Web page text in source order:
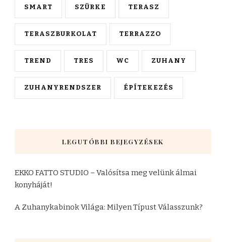
SMART SZÜRKE TERASZ
TERASZBURKOLAT TERRAZZO
TREND TRES WC ZUHANY
ZUHANYRENDSZER ÉPÍTEKEZÉS
LEGUTÓBBI BEJEGYZÉSEK
EKKO FATTO STUDIO – Valósítsa meg velünk álmai
konyháját!
A Zuhanykabinok Világa: Milyen Típust Válasszunk?